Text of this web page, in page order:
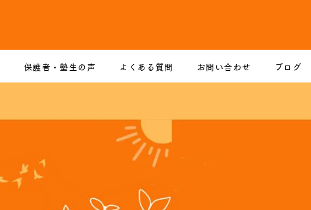
保護者・塾生の声 よくある質問 お問い合わせ ブログ